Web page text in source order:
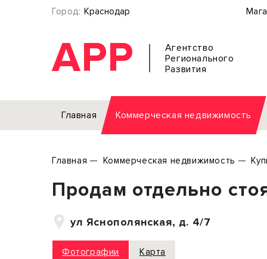
Город: Краснодар
АРР
Агентство
Регионального
Развития
Главная Коммерческая недвижимость
Торговое помещение
Склад
Производство
Главная Коммерческая недвижимость
Продам отдельно
ул Яснополянская, д. 4/7
Фотографии Карта